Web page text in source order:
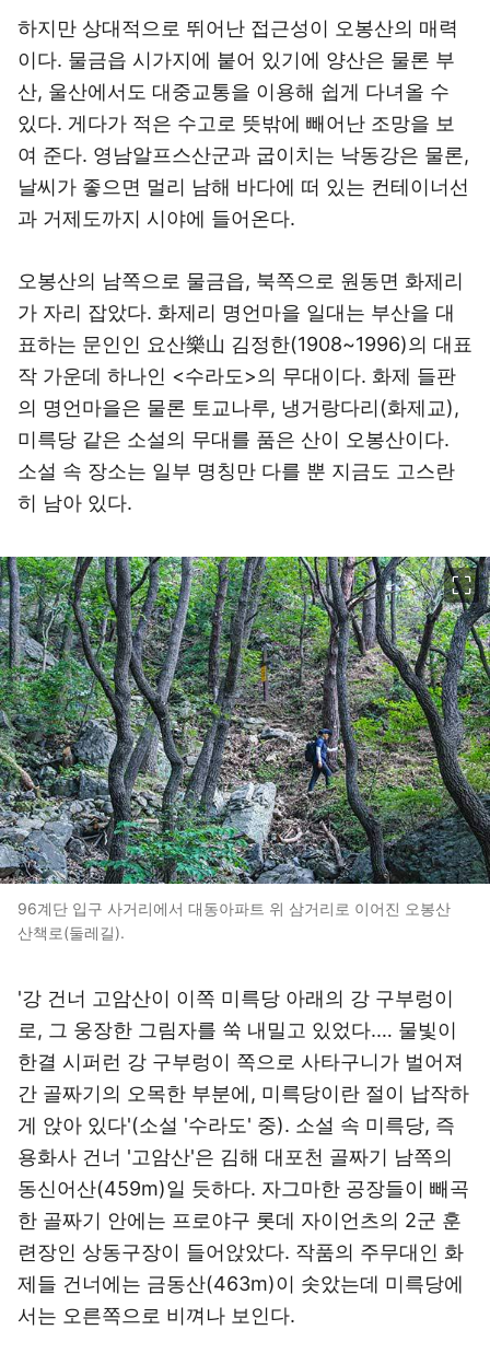
하지만 상대적으로 뛰어난 접근성이 오봉산의 매력
이다. 물금읍 시가지에 붙어 있기에 양산은 물론 부
산, 울산에서도 대중교통을 이용해 쉽게 다녀올 수
있다. 게다가 적은 수고로 뜻밖에 빼어난 조망을 보
여 준다. 영남알프스산군과 굽이치는 낙동강은 물론,
날씨가 좋으면 멀리 남해 바다에 떠 있는 컨테이너선
과 거제도까지 시야에 들어온다.
오봉산의 남쪽으로 물금읍, 북쪽으로 원동면 화제리
가 자리 잡았다. 화제리 명언마을 일대는 부산을 대
표하는 문인인 요산樂山 김정한(1908~1996)의 대표
작 가운데 하나인 <수라도>의 무대이다. 화제 들판
의 명언마을은 물론 토교나루, 냉거랑다리(화제교),
미륵당 같은 소설의 무대를 품은 산이 오봉산이다.
소설 속 장소는 일부 명칭만 다를 뿐 지금도 고스란
히 남아 있다.
96계단 입구 사거리에서 대동아파트 위 삼거리로 이어진 오봉산
산책로(둘레길).
'강 건너 고암산이 이쪽 미륵당 아래의 강 구부렁이
로, 그 웅장한 그림자를 쑥 내밀고 있었다.… 물빛이
한결 시퍼런 강 구부렁이 쪽으로 사타구니가 벌어져
간 골짜기의 오목한 부분에, 미륵당이란 절이 납작하
게 앉아 있다'(소설 '수라도' 중). 소설 속 미륵당, 즉
용화사 건너 '고암산'은 김해 대포천 골짜기 남쪽의
동신어산(459m)일 듯하다. 자그마한 공장들이 빼곡
한 골짜기 안에는 프로야구 롯데 자이언츠의 2군 훈
련장인 상동구장이 들어앉았다. 작품의 주무대인 화
제들 건너에는 금동산(463m)이 솟았는데 미륵당에
서는 오른쪽으로 비껴나 보인다.